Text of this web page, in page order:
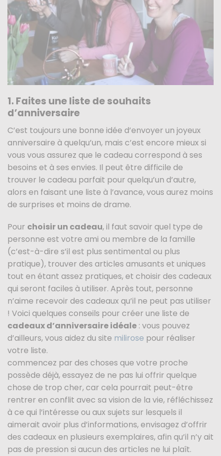
1. Faites une liste de souhaits
d’anniversaire
C’est toujours une bonne idée d’envoyer un joyeux
anniversaire à quelqu’un, mais c’est encore mieux si
vous vous assurez que le cadeau correspond à ses
besoins et à ses envies. Il peut être difficile de
trouver le cadeau parfait pour quelqu’un d’autre,
alors en faisant une liste à l’avance, vous aurez moins
de surprises et moins de drame.
Pour choisir un cadeau, il faut savoir quel type de
personne est votre ami ou membre de la famille
(c’est-à-dire s’il est plus sentimental ou plus
pratique), trouver des articles amusants et uniques
tout en étant assez pratiques, et choisir des cadeaux
qui seront faciles à utiliser. Après tout, personne
n’aime recevoir des cadeaux qu’il ne peut pas utiliser
! Voici quelques conseils pour créer une liste de
cadeaux d’anniversaire idéale : vous pouvez
d’ailleurs, vous aidez du site milirose pour réaliser
votre liste.
commencez par des choses que votre proche
possède déjà, essayez de ne pas lui offrir quelque
chose de trop cher, car cela pourrait peut-être
rentrer en conflit avec sa vision de la vie, réfléchissez
à ce qui l’intéresse ou aux sujets sur lesquels il
aimerait avoir plus d’informations, envisagez d’offrir
des cadeaux en plusieurs exemplaires, afin qu’il n’y ait
pas de pression si aucun des articles ne lui plaît.